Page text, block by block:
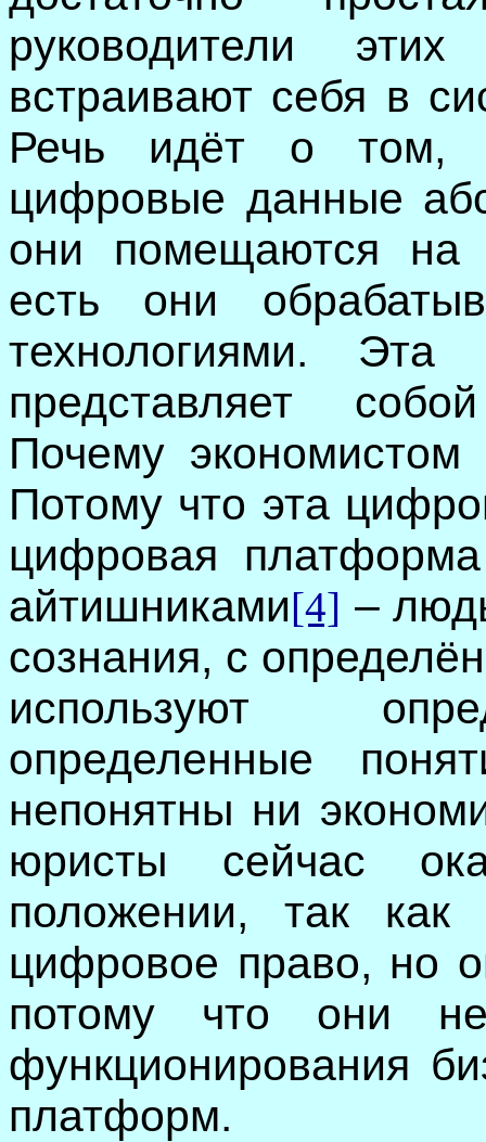
руководители
встраивают себя в
Речь идёт о том,
цифровые данные
они помещаются на
есть они
технологиями.
представляет
Почему экономистом
Потому что эта
цифровая
айтишниками[4] –
сознания, с
используют
определенные
непонятны ни
юристы сейчас
положении, так как
цифровое право, но
потому что они
функционирования
платформ.